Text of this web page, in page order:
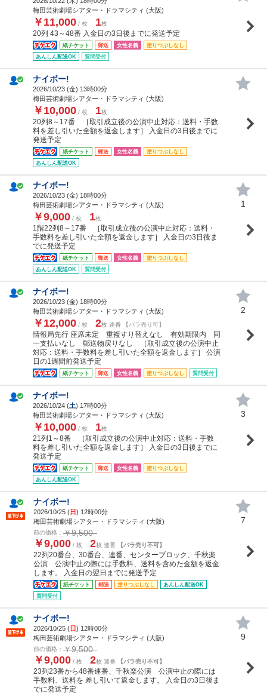
梅田芸術劇場シアター・ドラマシティ (大阪)
￥11,000 / 枚 1枚
20列 43～48番 入金日の3日後までに発送予定
紙チケット 郵送 女性名義
塗りつぶしなし
あんしん配送OK
質問受付
ナイボー!
2026/10/23 (金) 13時00分
梅田芸術劇場シアター・ドラマシティ (大阪)
￥10,000 / 枚 1枚
20列8～17番 ［取引成立後の公演中止対応：送料・手数
料を差し引いた全額を返金します］ 入金日の3日後までに
発送予定
紙チケット 郵送 女性名義
塗りつぶしなし
あんしん配送OK
ナイボー!
2026/10/23 (金) 18時00分
梅田芸術劇場シアター・ドラマシティ (大阪)
￥9,000 / 枚 1枚
1階22列8～17番 ［取引成立後の公演中止対応：送料・
手数料を差し引いた全額を返金します］ 入金日の3日後ま
でに発送予定
紙チケット 郵送 女性名義
塗りつぶしなし
あんしん配送OK
質問受付
1
ナイボー!
2026/10/23 (金) 18時00分
梅田芸術劇場シアター・ドラマシティ (大阪)
￥12,000 / 枚 2枚 連番 【バラ売り可】
情報局先行 座席未定 重複すり替えなし 有効期限内 同
一支払いなし 郵送物戻りなし ［取引成立後の公演中止
対応：送料・手数料を差し引いた全額を返金します］ 公演
日の1週間前発送予定
紙チケット 郵送 女性名義 塗りつぶしなし 質問受付
2
ナイボー!
2026/10/24 (土) 17時00分
梅田芸術劇場シアター・ドラマシティ (大阪)
￥10,000 / 枚 1枚
21列1～8番 ［取引成立後の公演中止対応：送料・手数
料を差し引いた全額を返金します］ 入金日の3日後までに
発送予定
紙チケット 郵送 女性名義
塗りつぶしなし
あんしん配送OK
3
ナイボー!
2026/10/25 (日) 12時00分
梅田芸術劇場シアター・ドラマシティ (大阪)
前の価格： ￥9,500
￥9,000 / 枚 2枚 連番 【バラ売り不可】
22列20番台、30番台、連番、センターブロック、千秋楽
公演 公演中止の際には手数料、送料を含めた金額を返金
します。 入金日の翌日までに発送予定
紙チケット 郵送 塗りつぶしなし
あんしん配送OK
質問受付
7
ナイボー!
2026/10/25 (日) 12時00分
梅田芸術劇場シアター・ドラマシティ (大阪)
前の価格： ￥9,500
￥9,000 / 枚 2枚 連番 【バラ売り不可】
23列23番から48番連番、千秋楽公演 公演中止の際には
手数料、送料を 差し引いて返金します。 入金日の3日後ま
でに発送予定
9